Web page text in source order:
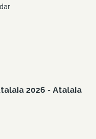
2026 - Atalaia